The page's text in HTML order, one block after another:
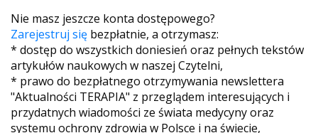
Nie masz jeszcze konta dostępowego?
Zarejestruj się bezpłatnie, a otrzymasz:
* dostęp do wszystkich doniesień oraz pełnych tekstów
artykułów naukowych w naszej Czytelni,
* prawo do bezpłatnego otrzymywania newslettera
"Aktualności TERAPIA" z przeglądem interesujących i
przydatnych wiadomości ze świata medycyny oraz
systemu ochrony zdrowia w Polsce i na świecie,